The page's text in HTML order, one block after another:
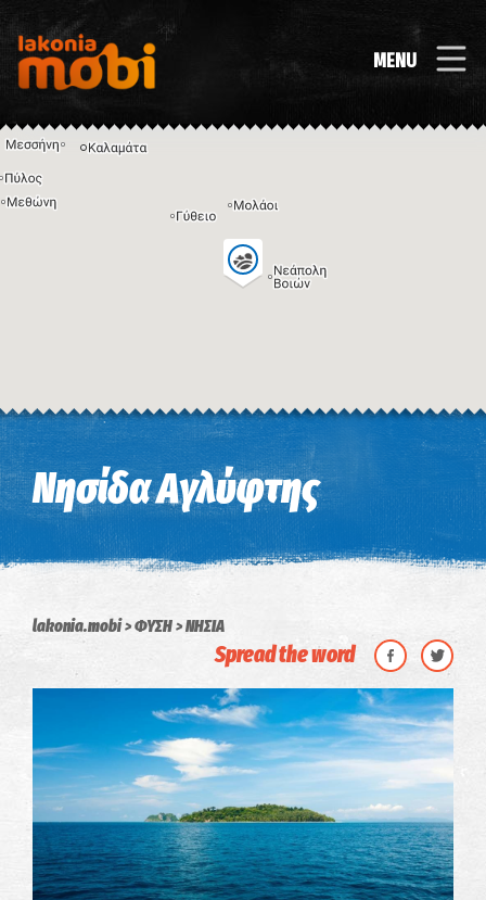
MENU
Η εικόνα ενδέχεται να υπόκειται σε πνευματικά δικαιώματα Όροι
Νησίδα Αγλύφτης
lakonia.mobi ΦΥΣΗ ΝΗΣΙΑ
Spread the word